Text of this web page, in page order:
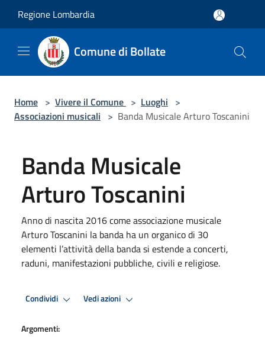
Regione Lombardia
Comune di Bollate
Home > Vivere il Comune > Luoghi >
Associazioni musicali > Banda Musicale Arturo Toscanini
Banda Musicale
Arturo Toscanini
Anno di nascita 2016 come associazione musicale
Arturo Toscanini la banda ha un organico di 30
elementi l’attività della banda si estende a concerti,
raduni, manifestazioni pubbliche, civili e religiose.
Condividi Vedi azioni
Argomenti: